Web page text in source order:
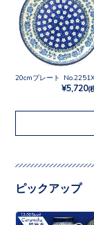
20cmプレート No.2251X
¥5,720(
ピックアップ